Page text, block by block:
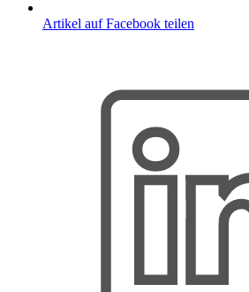
Artikel auf Facebook teilen